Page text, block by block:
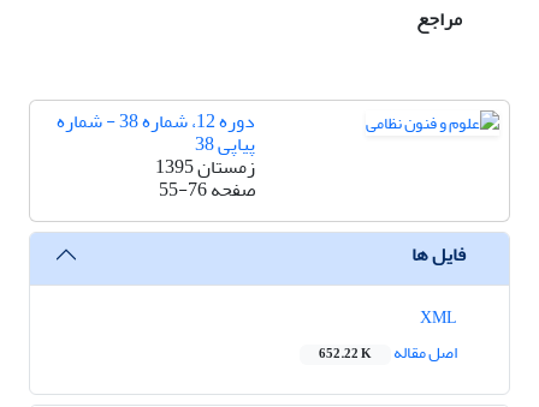
مراجع
دوره 12، شماره 38 - شماره
پیاپی 38
زمستان 1395
صفحه55-76
فایل ها
اصل مقاله
652.22 K